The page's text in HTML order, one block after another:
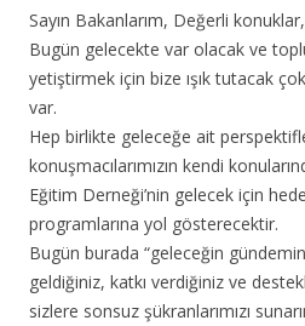
Sayın Bakanlarım, Değerli konuklar,
Bugün gelecekte var olacak ve
yetiştirmek için bize ışık tutacak
var.
Hep birlikte geleceğe ait
konuşmacılarımızın kendi
Eğitim Derneği’nin gelecek için
programlarına yol gösterecektir.
Bugün burada “geleceğin
geldiğiniz, katkı verdiğiniz ve
sizlere sonsuz şükranlarımızı